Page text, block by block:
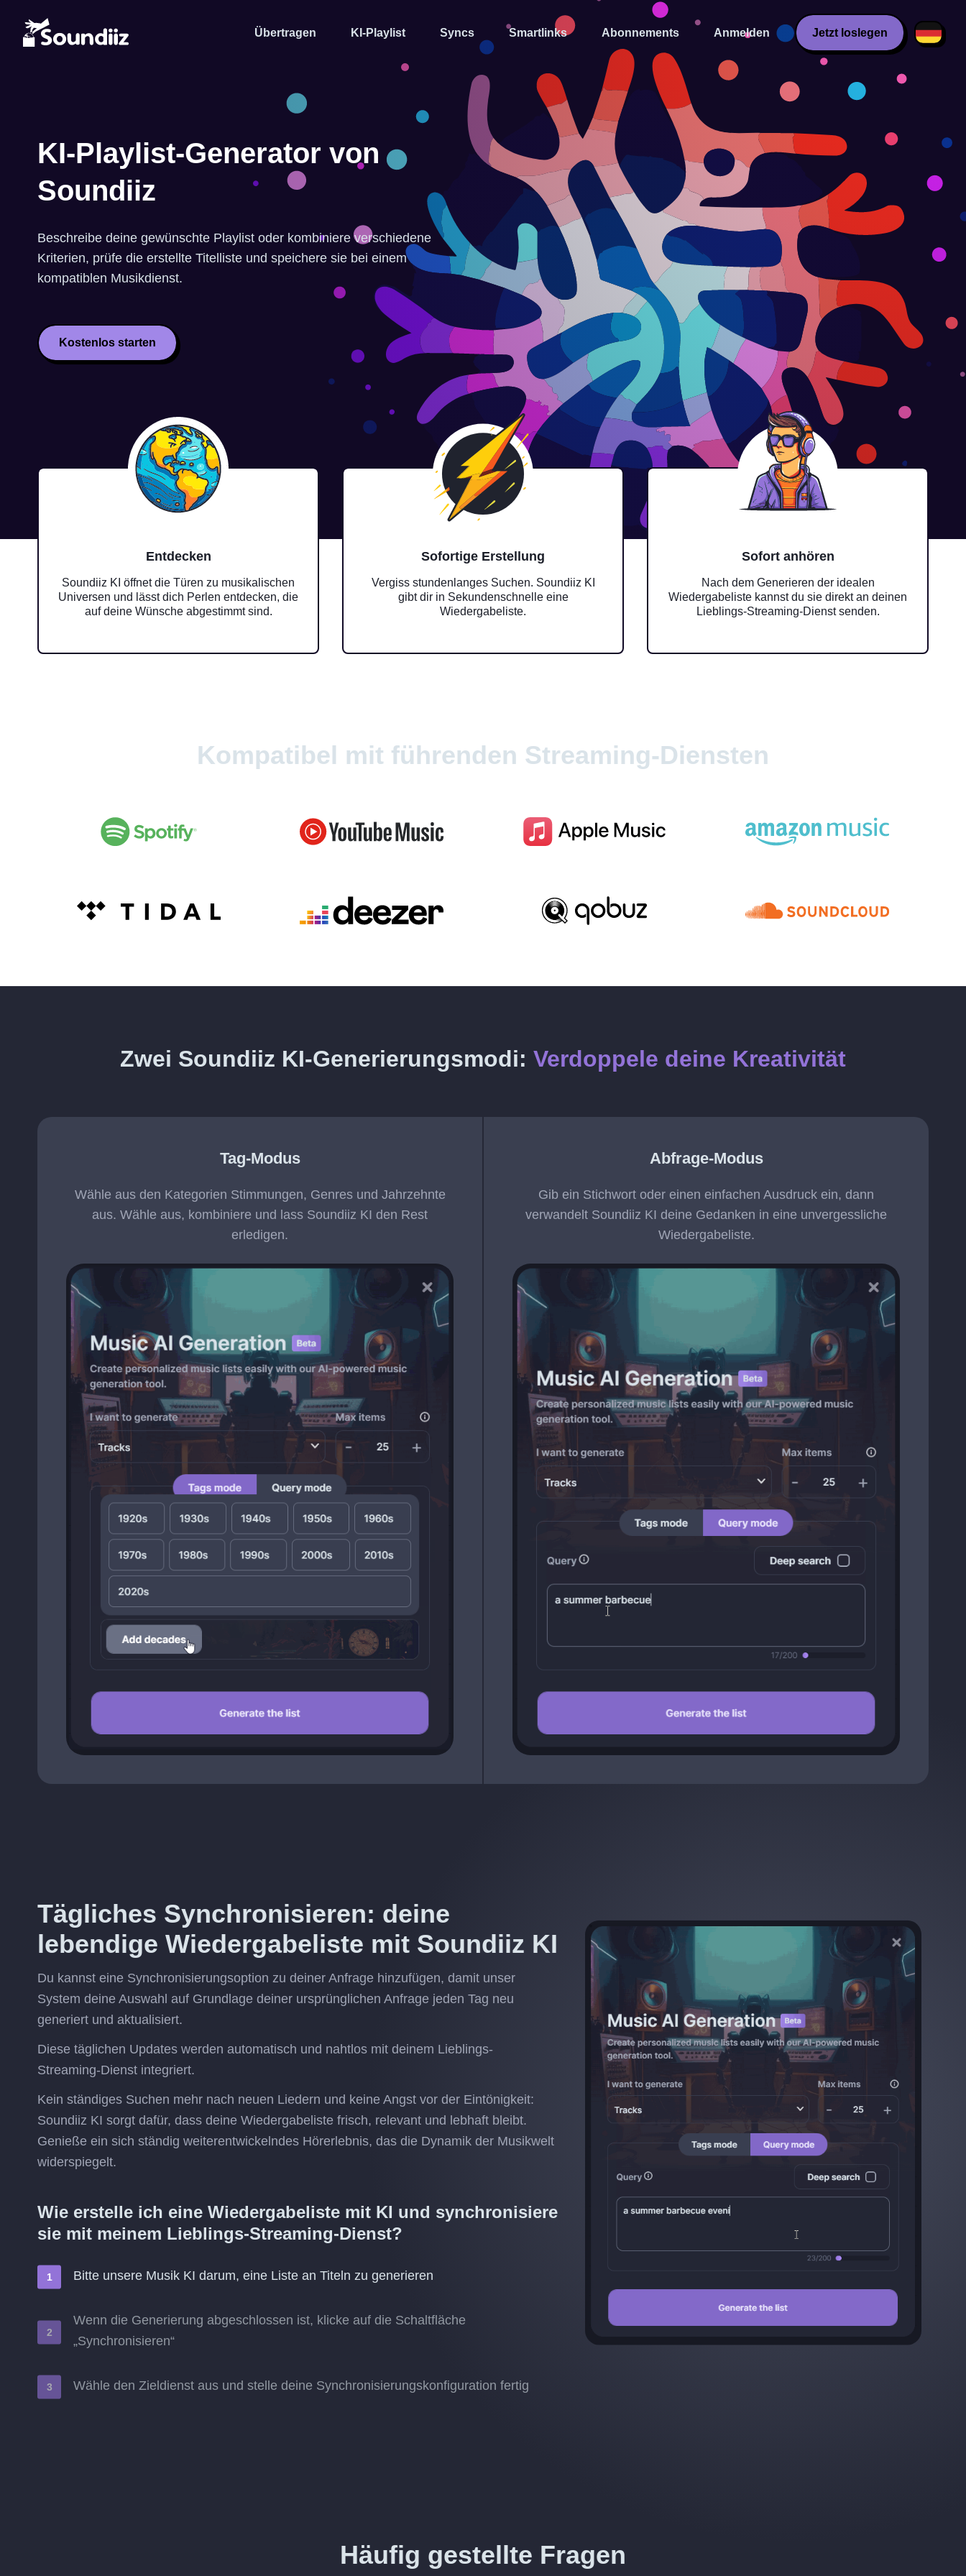
Übertragen KI-Playlist Syncs Smartlinks Abonnements Anmelden Jetzt loslegen
KI-Playlist-Generator von
Soundiiz
Beschreibe deine gewünschte Playlist oder kombiniere verschiedene
Kriterien, prüfe die erstellte Titelliste und speichere sie bei einem
kompatiblen Musikdienst.
Kostenlos starten
Entdecken
Soundiiz KI öffnet die Türen zu musikalischen
Universen und lässt dich Perlen entdecken, die
auf deine Wünsche abgestimmt sind.
Sofortige Erstellung
Vergiss stundenlanges Suchen. Soundiiz KI
gibt dir in Sekundenschnelle eine
Wiedergabeliste.
Sofort anhören
Nach dem Generieren der idealen
Wiedergabeliste kannst du sie direkt an deinen
Lieblings-Streaming-Dienst senden.
Kompatibel mit führenden Streaming-Diensten
Zwei Soundiiz KI-Generierungsmodi: Verdoppele deine Kreativität
Tag-Modus
Wähle aus den Kategorien Stimmungen, Genres und Jahrzehnte
aus. Wähle aus, kombiniere und lass Soundiiz KI den Rest
erledigen.
Abfrage-Modus
Gib ein Stichwort oder einen einfachen Ausdruck ein, dann
verwandelt Soundiiz KI deine Gedanken in eine unvergessliche
Wiedergabeliste.
Tägliches Synchronisieren: deine
lebendige Wiedergabeliste mit Soundiiz KI
Du kannst eine Synchronisierungsoption zu deiner Anfrage hinzufügen, damit unser
System deine Auswahl auf Grundlage deiner ursprünglichen Anfrage jeden Tag neu
generiert und aktualisiert.
Diese täglichen Updates werden automatisch und nahtlos mit deinem Lieblings-
Streaming-Dienst integriert.
Kein ständiges Suchen mehr nach neuen Liedern und keine Angst vor der Eintönigkeit:
Soundiiz KI sorgt dafür, dass deine Wiedergabeliste frisch, relevant und lebhaft bleibt.
Genieße ein sich ständig weiterentwickelndes Hörerlebnis, das die Dynamik der Musikwelt
widerspiegelt.
Wie erstelle ich eine Wiedergabeliste mit KI und synchronisiere
sie mit meinem Lieblings-Streaming-Dienst?
Bitte unsere Musik KI darum, eine Liste an Titeln zu generieren
Wenn die Generierung abgeschlossen ist, klicke auf die Schaltfläche
„Synchronisieren“
Wähle den Zieldienst aus und stelle deine Synchronisierungskonfiguration fertig
Häufig gestellte Fragen